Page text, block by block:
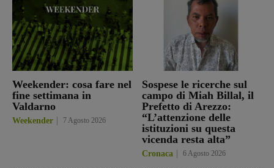
Weekender: cosa fare nel
fine settimana in
Valdarno
Weekender 7 Agosto 2026
Sospese le ricerche sul
campo di Miah Billal, il
Prefetto di Arezzo:
“L’attenzione delle
istituzioni su questa
vicenda resta alta”
Cronaca 6 Agosto 2026